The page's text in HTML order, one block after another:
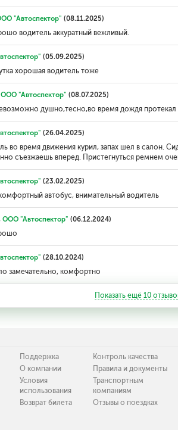
"Автоспектор" (08.11.2025)
водитель аккуратный вежливый.
(05.09.2025)
хорошая водитель тоже
ООО "Автоспектор" (08.07.2025)
душно,тесно,во время дождя
(26.04.2025)
во время движения курил, запах шел в салон.
съезжаешь вперед. Пристегнуться ремнем
(23.02.2025)
автобус, внимательный водитель
ООО "Автоспектор" (06.12.2024)
(28.10.2024)
замечательно, комфортно
Показать ещё 10
Поддержка
О компании
Условия
использования
Возврат билета
Контроль качества
Правила и документы
Транспортным
компаниям
Отзывы о поездках